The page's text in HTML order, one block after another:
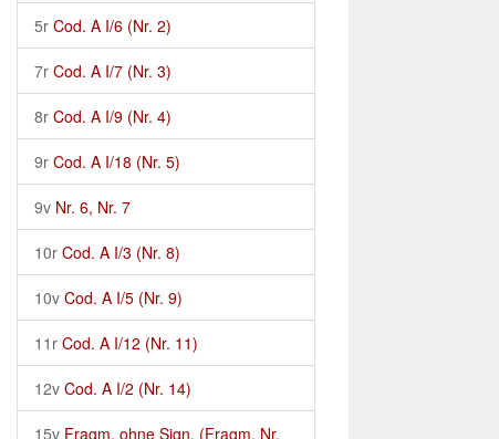
5r Cod. A I/6 (Nr. 2)
7r Cod. A I/7 (Nr. 3)
8r Cod. A I/9 (Nr. 4)
9r Cod. A I/18 (Nr. 5)
9v Nr. 6, Nr. 7
10r Cod. A I/3 (Nr. 8)
10v Cod. A I/5 (Nr. 9)
11r Cod. A I/12 (Nr. 11)
12v Cod. A I/2 (Nr. 14)
15v Fragm. ohne Sign. (Fragm. Nr.